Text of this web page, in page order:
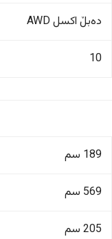
دەبڵ اکسل AWD
10
189 سم
569 سم
205 سم